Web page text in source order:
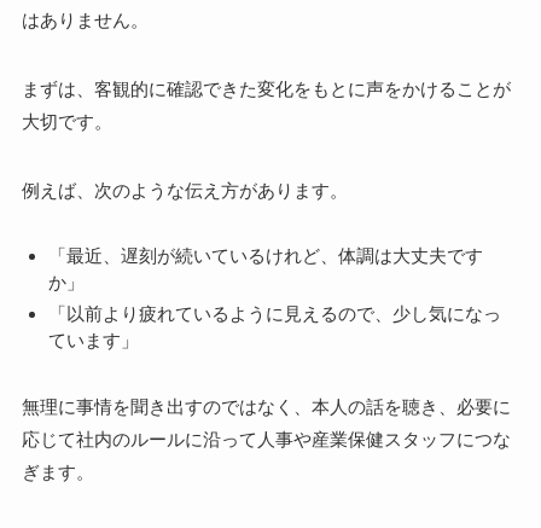
はありません。
まずは、客観的に確認できた変化をもとに声をかけることが
大切です。
例えば、次のような伝え方があります。
「最近、遅刻が続いているけれど、体調は大丈夫です
か」
「以前より疲れているように見えるので、少し気になっ
ています」
無理に事情を聞き出すのではなく、本人の話を聴き、必要に
応じて社内のルールに沿って人事や産業保健スタッフにつな
ぎます。